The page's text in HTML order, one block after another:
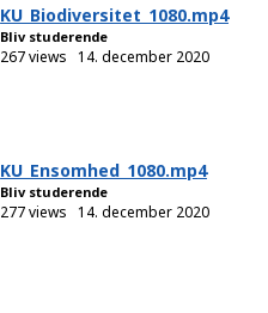
KU_Biodiversitet_1080.mp4
Bliv studerende
267 views 14. december 2020
KU_Ensomhed_1080.mp4
Bliv studerende
277 views 14. december 2020